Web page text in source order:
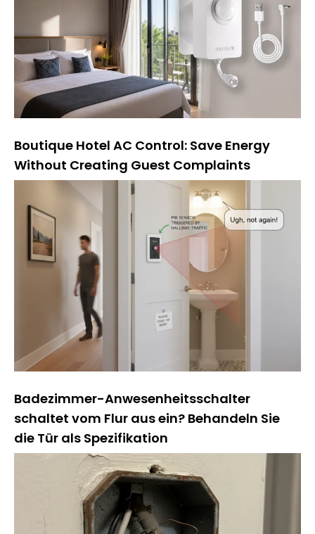
Boutique Hotel AC Control: Save Energy
Without Creating Guest Complaints
Badezimmer-Anwesenheitsschalter
schaltet vom Flur aus ein? Behandeln Sie
die Tür als Spezifikation